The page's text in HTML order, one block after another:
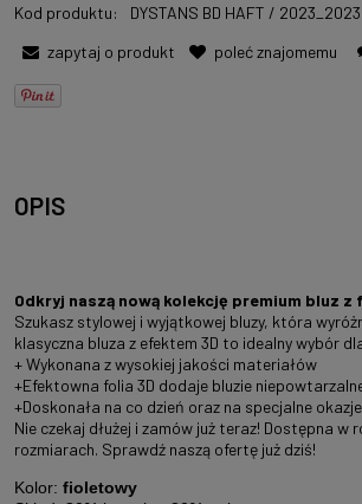
Kod produktu:
DYSTANS BD HAFT /
zapytaj o produkt
poleć znajomemu
OPIS
Odkryj naszą nową kolekcję premium bluz z
Szukasz stylowej i wyjątkowej bluzy, która
klasyczna bluza z efektem 3D to idealny wybór
+ Wykonana z wysokiej jakości materiałów
+Efektowna folia 3D dodaje bluzie
+Doskonała na co dzień oraz na specjalne okazje
Nie czekaj dłużej i zamów już teraz! Dostępna w
rozmiarach. Sprawdź naszą ofertę już dziś!
Kolor: fioletowy